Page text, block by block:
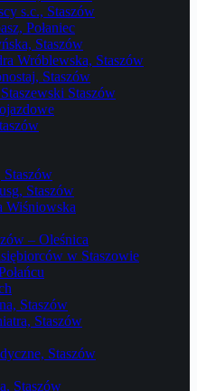
s.c., Staszów
Połaniec
Staszów
Wróblewska, Staszów
Staszów
Staszów
Staszów
Wiśniowska
– Oleśnica
w Staszowie
Staszów
Staszów
Staszów
Staszów